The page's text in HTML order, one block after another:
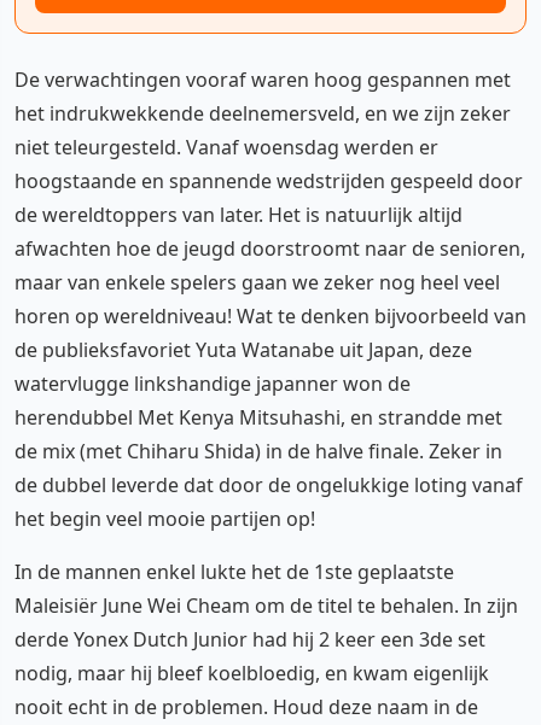
De verwachtingen vooraf waren hoog gespannen met
het indrukwekkende deelnemersveld, en we zijn zeker
niet teleurgesteld. Vanaf woensdag werden er
hoogstaande en spannende wedstrijden gespeeld door
de wereldtoppers van later. Het is natuurlijk altijd
afwachten hoe de jeugd doorstroomt naar de senioren,
maar van enkele spelers gaan we zeker nog heel veel
horen op wereldniveau! Wat te denken bijvoorbeeld van
de publieksfavoriet Yuta Watanabe uit Japan, deze
watervlugge linkshandige japanner won de
herendubbel Met Kenya Mitsuhashi, en strandde met
de mix (met Chiharu Shida) in de halve finale. Zeker in
de dubbel leverde dat door de ongelukkige loting vanaf
het begin veel mooie partijen op!
In de mannen enkel lukte het de 1ste geplaatste
Maleisiër June Wei Cheam om de titel te behalen. In zijn
derde Yonex Dutch Junior had hij 2 keer een 3de set
nodig, maar hij bleef koelbloedig, en kwam eigenlijk
nooit echt in de problemen. Houd deze naam in de